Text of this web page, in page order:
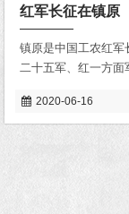
红军长征在镇原
镇原是中国工农红军
二十五军、红一方面
2020-06-16